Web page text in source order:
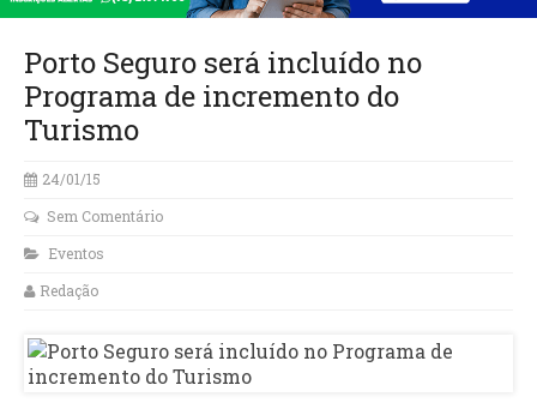
Porto Seguro será incluído no
Programa de incremento do
Turismo
24/01/15
Sem Comentário
Eventos
Redação